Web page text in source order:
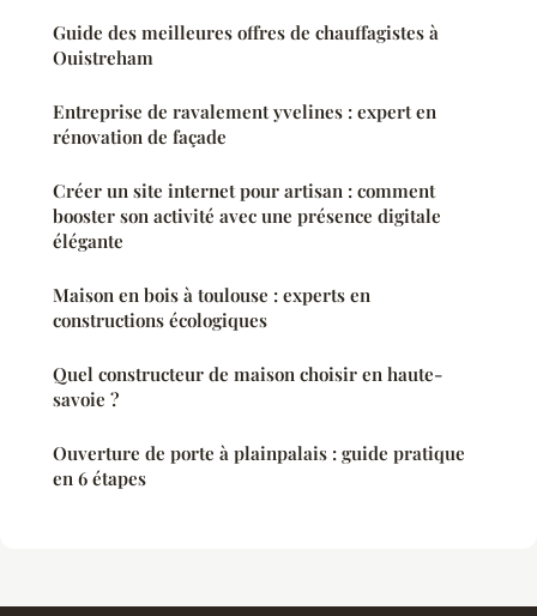
Guide des meilleures offres de chauffagistes à
Ouistreham
Entreprise de ravalement yvelines : expert en
rénovation de façade
Créer un site internet pour artisan : comment
booster son activité avec une présence digitale
élégante
Maison en bois à toulouse : experts en
constructions écologiques
Quel constructeur de maison choisir en haute-
savoie ?
Ouverture de porte à plainpalais : guide pratique
en 6 étapes